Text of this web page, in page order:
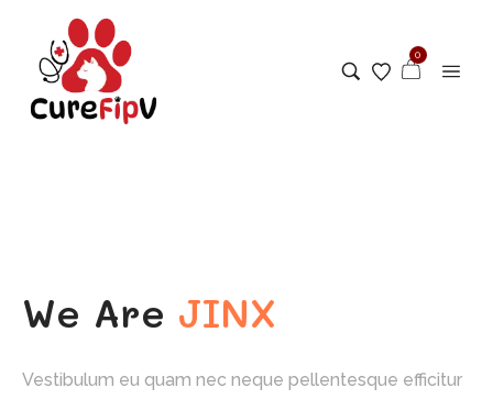
0
We Are JINX
Vestibulum eu quam nec neque pellentesque efficitur